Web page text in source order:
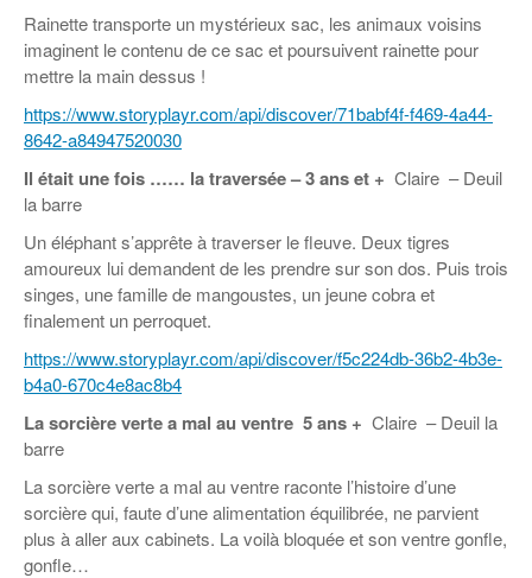
Rainette transporte un mystérieux sac, les animaux voisins
imaginent le contenu de ce sac et poursuivent rainette pour
mettre la main dessus !
https://www.storyplayr.com/api/discover/71babf4f-f469-4a44-
8642-a84947520030
Il était une fois …… la traversée–3 ans et + Claire – Deuil
la barre
Un éléphant s’apprête à traverser le fleuve. Deux tigres
amoureux lui demandent de les prendre sur son dos. Puis trois
singes, une famille de mangoustes, un jeune cobra et
finalement un perroquet.
https://www.storyplayr.com/api/discover/f5c224db-36b2-4b3e-
b4a0-670c4e8ac8b4
La sorcière verte a mal au ventre 5 ans + Claire – Deuil la
barre
La sorcière verte a mal au ventre raconte l’histoire d’une
sorcière qui, faute d’une alimentation équilibrée, ne parvient
plus à aller aux cabinets. La voilà bloquée et son ventre gonfle,
gonfle…